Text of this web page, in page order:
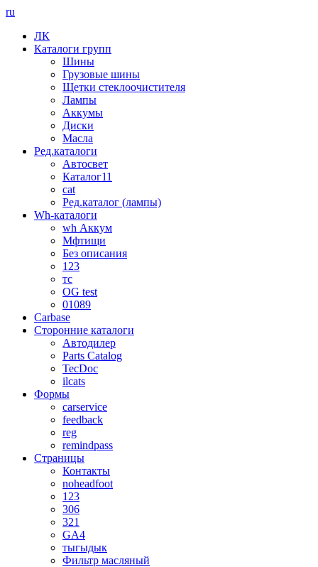
ru
ЛК
Каталоги групп
Шины
Грузовые шины
Щетки стеклоочистителя
Лампы
Аккумы
Диски
Масла
Ред.каталоги
Автосвет
Каталог11
cat
Ред.каталог (лампы)
Wh-каталоги
wh Аккум
Мфтищи
Без описания
123
тс
OG test
01089
Carbase
Сторонние каталоги
Автодилер
Parts Catalog
TecDoc
ilcats
Формы
carservice
feedback
reg
remindpass
Страницы
Контакты
noheadfoot
123
306
321
GA4
тыгыдык
Фильтр масляный